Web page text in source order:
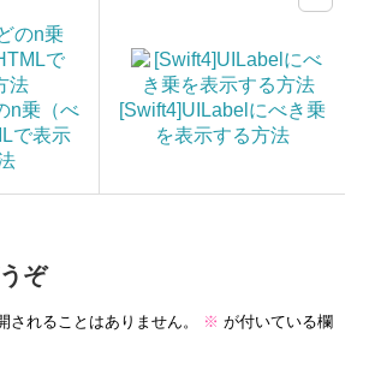
n乗（べ
で表示
[Swift4]UILabelにべき乗
を表示する方法
ぞ
されることはありません。 ※ が付いている欄